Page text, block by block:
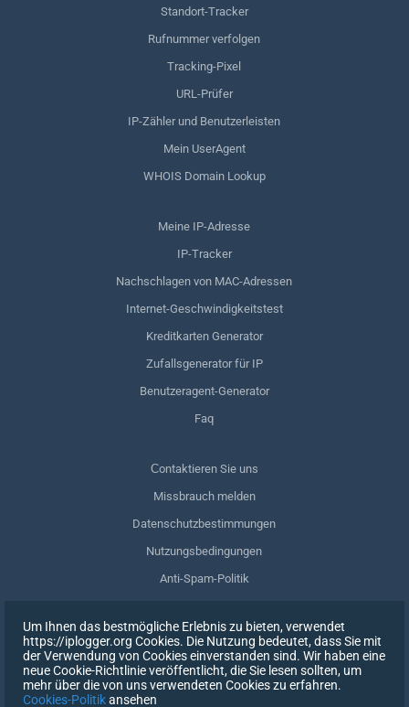
Standort-Tracker
Rufnummer verfolgen
Tracking-Pixel
URL-Prüfer
IP-Zähler und Benutzerleisten
Mein UserAgent
WHOIS Domain Lookup
Meine IP-Adresse
IP-Tracker
Nachschlagen von MAC-Adressen
Internet-Geschwindigkeitstest
Kreditkarten Generator
Zufallsgenerator für IP
Benutzeragent-Generator
Faq
Сontaktieren Sie uns
Missbrauch melden
Datenschutzbestimmungen
Nutzungsbedingungen
Anti-Spam-Politik
Meine Daten löschen
Zustimmung zurückziehen
Um Ihnen das bestmögliche Erlebnis zu bieten, verwendet
https://iplogger.org Cookies. Die Nutzung bedeutet, dass Sie mit
der Verwendung von Cookies einverstanden sind. Wir haben eine
neue Cookie-Richtlinie veröffentlicht, die Sie lesen sollten, um
mehr über die von uns verwendeten Cookies zu erfahren.
Cookies-Politikansehen